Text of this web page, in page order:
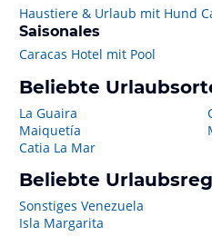
Haustiere & Urlaub mit Hund
Saisonales
Caracas Hotel mit Pool
Beliebte
La Guaira
Maiquetía
Catia La Mar
Beliebte
Sonstiges Venezuela
Isla Margarita